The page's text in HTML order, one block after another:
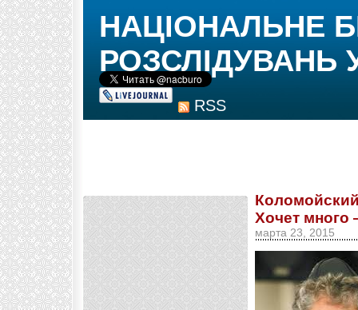
RSS
НАЦІОНАЛЬНЕ
РОЗСЛІДУВАНЬ
Хочет много
марта 23, 2015